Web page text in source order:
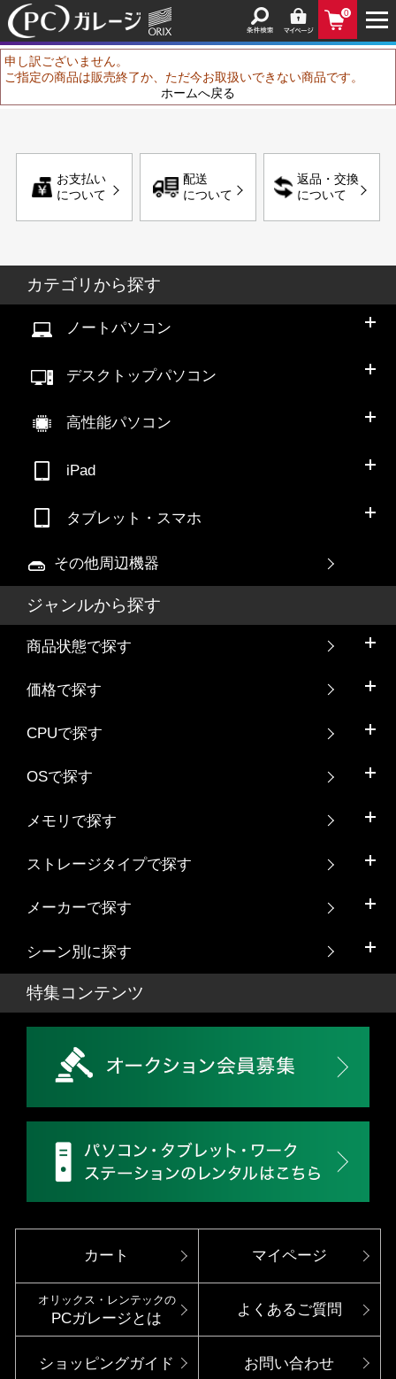
0
申し訳ございません。
ご指定の商品は販売終了か、ただ今お取扱いできない商品です。
ホームへ戻る
お支払い
について
配送
について
返品・交換
について
カテゴリから探す
ノートパソコン
デスクトップパソコン
高性能パソコン
iPad
タブレット・スマホ
その他周辺機器
ジャンルから探す
商品状態で探す
価格で探す
CPUで探す
OSで探す
メモリで探す
ストレージタイプで探す
メーカーで探す
シーン別に探す
特集コンテンツ
カート マイページ
オリックス・レンテックの
PCガレージとは
よくあるご質問
ショッピングガイド お問い合わせ